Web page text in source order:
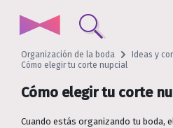
Organización de la boda
Ideas y
Cómo elegir tu corte nupcial
Cómo elegir tu corte
Cuando estás organizando tu boda,